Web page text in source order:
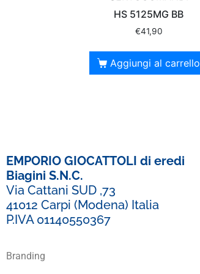
HS 5125MG BB
€41,90
Aggiungi al carrello
EMPORIO GIOCATTOLI di eredi
Biagini S.N.C.
Via Cattani SUD ,73
41012 Carpi (Modena) Italia
P.IVA 01140550367
Branding